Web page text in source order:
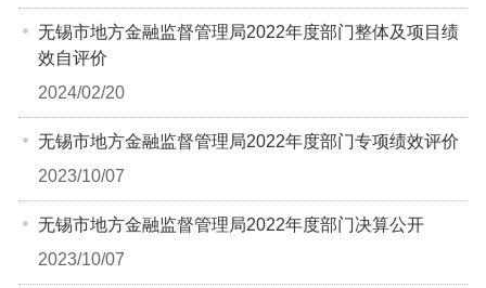
无锡市地方金融监督管理局2022年度部门整体及项目绩
效自评价
2024/02/20
无锡市地方金融监督管理局2022年度部门专项绩效评价
2023/10/07
无锡市地方金融监督管理局2022年度部门决算公开
2023/10/07